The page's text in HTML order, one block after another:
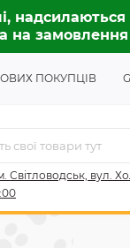
на
ПОКУПЦІВ
Світловодськ, вул.